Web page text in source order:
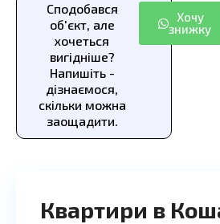
Сподобався
об'єкт, але
хочеться
вигідніше?
Напишіть -
дізнаємося,
скільки можна
заощадити.
Хочу
знижку
Квартири в